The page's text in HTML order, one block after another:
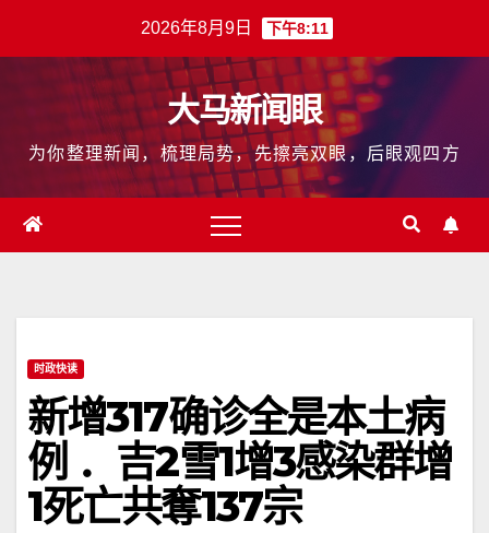
2026年8月9日 下午8:11
大马新闻眼
为你整理新闻，梳理局势，先擦亮双眼，后眼观四方
时政快读
新增317确诊全是本土病
例 ．吉2雪1增3感染群增
1死亡共奪137宗